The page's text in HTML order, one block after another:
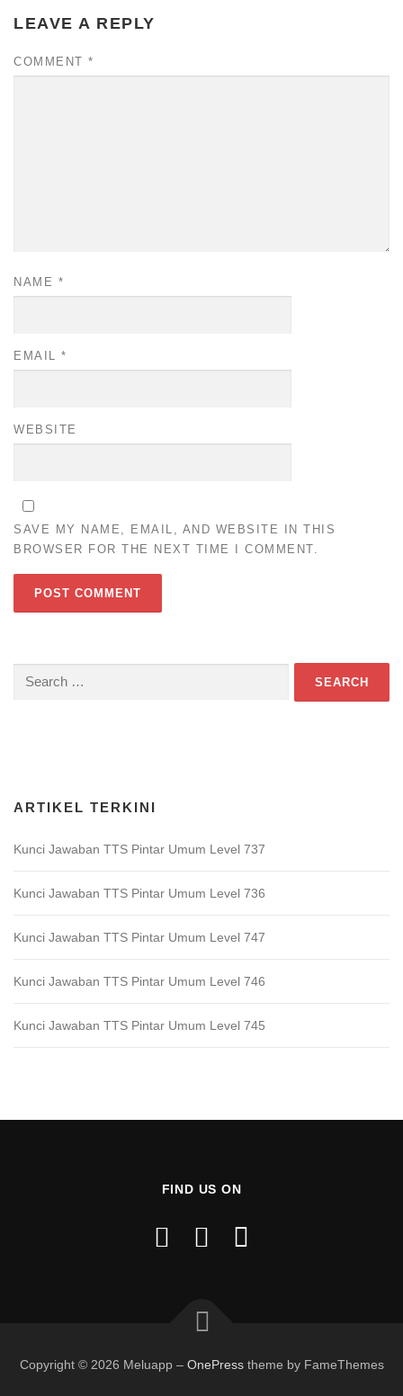
LEAVE A REPLY
COMMENT *
NAME *
EMAIL *
WEBSITE
SAVE MY NAME, EMAIL, AND WEBSITE IN THIS
BROWSER FOR THE NEXT TIME I COMMENT.
Search
ARTIKEL TERKINI
Kunci Jawaban TTS Pintar Umum Level 737
Kunci Jawaban TTS Pintar Umum Level 736
Kunci Jawaban TTS Pintar Umum Level 747
Kunci Jawaban TTS Pintar Umum Level 746
Kunci Jawaban TTS Pintar Umum Level 745
FIND US ON
Copyright © 2026 Meluapp – OnePresstheme by FameThemes